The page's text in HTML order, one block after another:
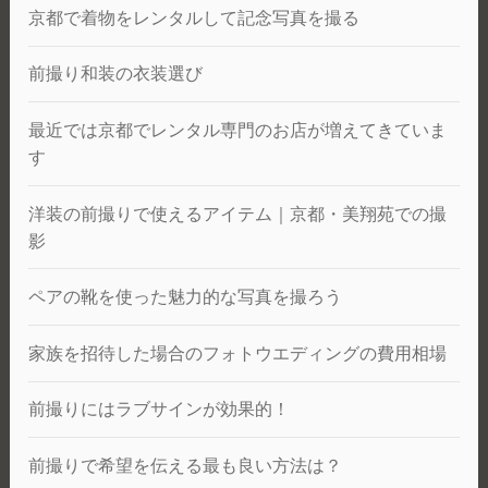
京都で着物をレンタルして記念写真を撮る
前撮り和装の衣装選び
最近では京都でレンタル専門のお店が増えてきていま
す
洋装の前撮りで使えるアイテム｜京都・美翔苑での撮
影
ペアの靴を使った魅力的な写真を撮ろう
家族を招待した場合のフォトウエディングの費用相場
前撮りにはラブサインが効果的！
前撮りで希望を伝える最も良い方法は？